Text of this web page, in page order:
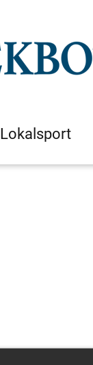
Lokalsport